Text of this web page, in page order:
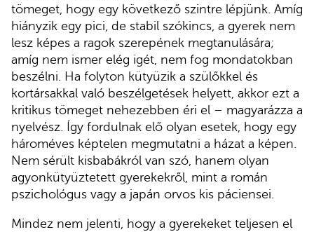
tömeget, hogy egy következő szintre lépjünk. Amíg
hiányzik egy pici, de stabil szókincs, a gyerek nem
lesz képes a ragok szerepének megtanulására;
amíg nem ismer elég igét, nem fog mondatokban
beszélni. Ha folyton kütyüzik a szülőkkel és
kortársakkal való beszélgetések helyett, akkor ezt a
kritikus tömeget nehezebben éri el – magyarázza a
nyelvész. Így fordulnak elő olyan esetek, hogy egy
hároméves képtelen megmutatni a házat a képen.
Nem sérült kisbabákról van szó, hanem olyan
agyonkütyüztetett gyerekekről, mint a román
pszichológus vagy a japán orvos kis páciensei.
Mindez nem jelenti, hogy a gyerekeket teljesen el